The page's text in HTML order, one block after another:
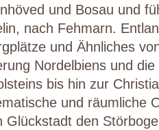
und Bosau und
nach Fehmarn.
und Ähnliches
Nordelbiens und
bis hin zur
und räumliche
Glückstadt den